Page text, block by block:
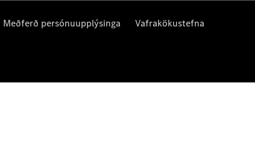
Meðferð persónuupplýsinga Vafrakökustefna